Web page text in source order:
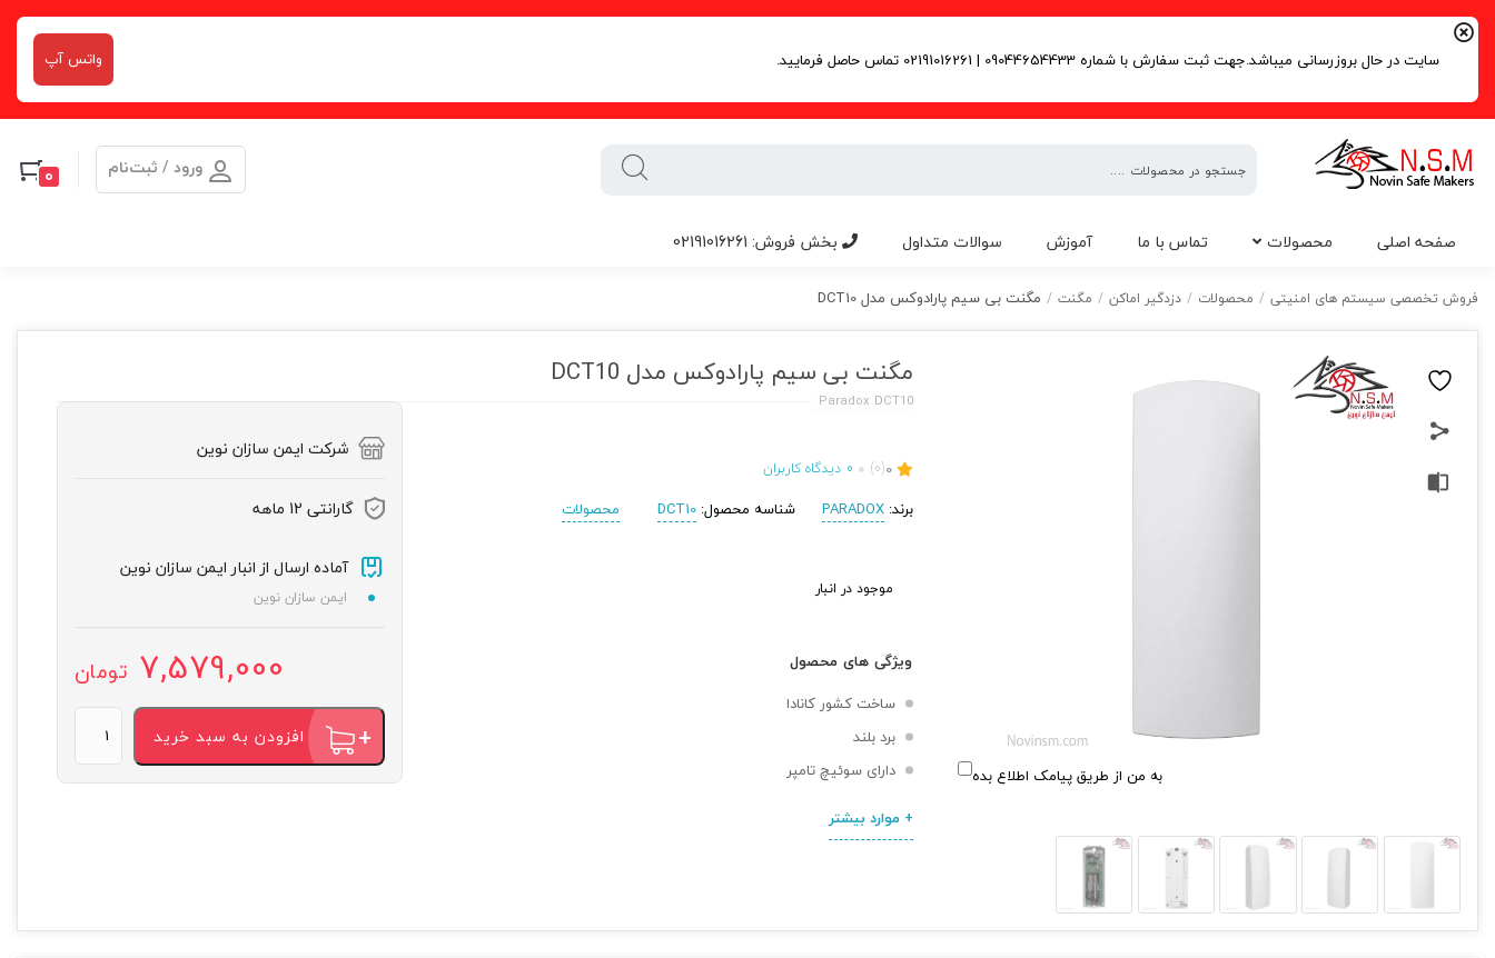
سایت در حال بروزرسانی میباشد.جهت ثبت سفارش با شماره 09044654433 | 02191016261 تماس حاصل فرمایید. واتس آپ
تخصصی
های
امنیتی
ورود / ثبت‌نام 0
صفحه اصلی محصولات تماس با ما آموزش سوالات متداول بخش فروش: 02191016261
فروش تخصصی سیستم های امنیتی / محصولات / دزدگیر اماکن / مگنت / مگنت بی سیم پارادوکس مدل DCT10
به من از طریق پیامک اطلاع بده
مگنت بی سیم پارادوکس مدل DCT10
Paradox DCT10
0
(0)
0 دیدگاه کاربران
برند:PARADOX شناسه محصول:DCT10 محصولات
موجود در انبار
ویژگی های محصول
ساخت کشور کانادا
برد بلند
دارای سوئیچ تامپر
+ موارد بیشتر
شرکت ایمن سازان نوین
گارانتی 12 ماهه
آماده ارسال از انبار ایمن سازان نوین
ایمن سازان نوین
7,579,000 تومان
افزودن به سبد خرید